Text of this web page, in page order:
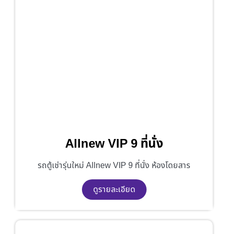
Allnew VIP 9 ที่นั่ง
รถตู้เช่ารุ่นใหม่ Allnew VIP 9 ที่นั่ง ห้องโดยสาร
ดูรายละเอียด